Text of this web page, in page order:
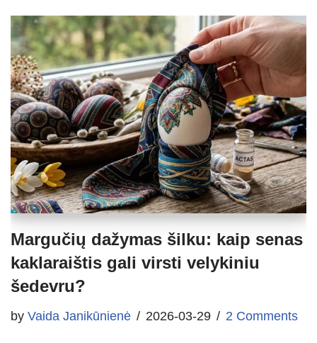
Margučių dažymas šilku: kaip senas
kaklaraištis gali virsti velykiniu
šedevru?
by Vaida Janikūnienė 2026-03-29 2 Comments